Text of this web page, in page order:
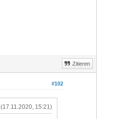
Zitieren
#102
(17.11.2020, 15:21)